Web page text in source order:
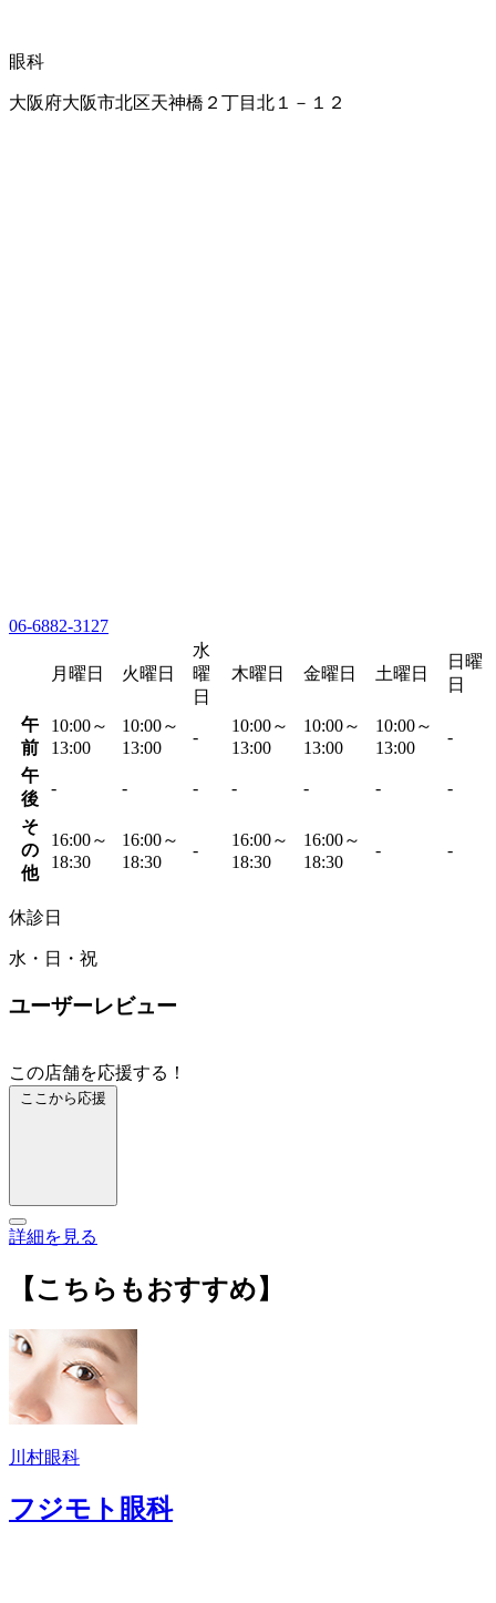
眼科
大阪府大阪市北区天神橋２丁目北１－１２
06-6882-3127
月曜日 火曜日
水
曜
日
木曜日 金曜日 土曜日
日曜
日
午
前
10:00～
13:00
10:00～
13:00
-
10:00～
13:00
10:00～
13:00
10:00～
13:00
-
午
後
- - - - - - -
そ
の
他
16:00～
18:30
16:00～
18:30
-
16:00～
18:30
16:00～
18:30
- -
休診日
水・日・祝
ユーザーレビュー
この店舗を応援する！
ここから応援
詳細を見る
【こちらもおすすめ】
川村眼科
フジモト眼科